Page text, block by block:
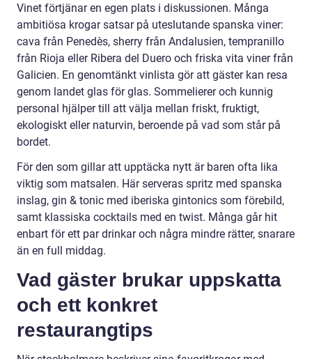
Vinet förtjänar en egen plats i diskussionen. Många
ambitiösa krogar satsar på uteslutande spanska viner:
cava från Penedès, sherry från Andalusien, tempranillo
från Rioja eller Ribera del Duero och friska vita viner från
Galicien. En genomtänkt vinlista gör att gäster kan resa
genom landet glas för glas. Sommelierer och kunnig
personal hjälper till att välja mellan friskt, fruktigt,
ekologiskt eller naturvin, beroende på vad som står på
bordet.
För den som gillar att upptäcka nytt är baren ofta lika
viktig som matsalen. Här serveras spritz med spanska
inslag, gin & tonic med iberiska gintonics som förebild,
samt klassiska cocktails med en twist. Många går hit
enbart för ett par drinkar och några mindre rätter, snarare
än en full middag.
Vad gäster brukar uppskatta
och ett konkret
restaurangtips